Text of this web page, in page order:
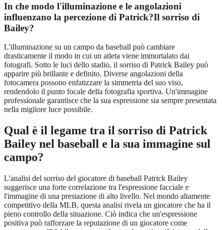
In che modo l'illuminazione e le angolazioni
influenzano la percezione di Patrick?Il sorriso di
Bailey?
L'illuminazione su un campo da baseball può cambiare
drasticamente il modo in cui un atleta viene immortalato dai
fotografi. Sotto le luci dello stadio, il sorriso di Patrick Bailey può
apparire più brillante e definito. Diverse angolazioni della
fotocamera possono enfatizzare la simmetria del suo viso,
rendendolo il punto focale della fotografia sportiva. Un'immagine
professionale garantisce che la sua espressione sia sempre presentata
nella migliore luce possibile.
Qual è il legame tra il sorriso di Patrick
Bailey nel baseball e la sua immagine sul
campo?
L'analisi del sorriso del giocatore di baseball Patrick Bailey
suggerisce una forte correlazione tra l'espressione facciale e
l'immagine di una prestazione di alto livello. Nel mondo altamente
competitivo della MLB, questa analisi rivela un giocatore che ha il
pieno controllo della situazione. Ciò indica che un'espressione
positiva può rafforzare la reputazione di un giocatore come